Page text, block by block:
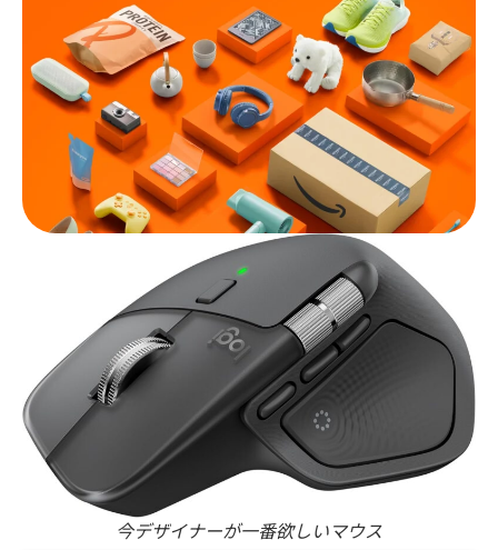
今デザイナーが一番欲しいマウス